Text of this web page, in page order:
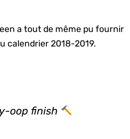
a tout de même pu fournir
calendrier 2018-2019.
oop finish